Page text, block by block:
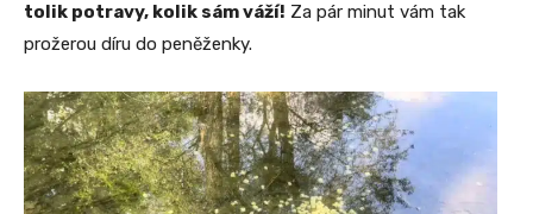
tolik potravy, kolik sám váží! Za pár minut vám tak
prožerou díru do peněženky.